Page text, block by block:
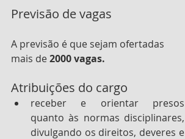
Previsão de vagas
A previsão é que sejam ofertadas
mais de 2000 vagas.
Atribuições do cargo
receber e orientar presos
quanto às normas disciplinares,
divulgando os direitos, deveres e